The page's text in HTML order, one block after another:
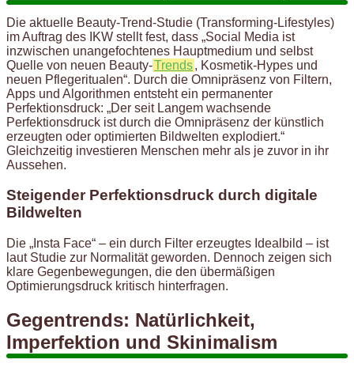
Die aktuelle Beauty-Trend-Studie (Transforming-Lifestyles)
im Auftrag des IKW stellt fest, dass „Social Media ist
inzwischen unangefochtenes Hauptmedium und selbst
Quelle von neuen Beauty-Trends, Kosmetik-Hypes und
neuen Pflegeritualen“. Durch die Omnipräsenz von Filtern,
Apps und Algorithmen entsteht ein permanenter
Perfektionsdruck: „Der seit Langem wachsende
Perfektionsdruck ist durch die Omnipräsenz der künstlich
erzeugten oder optimierten Bildwelten explodiert.“
Gleichzeitig investieren Menschen mehr als je zuvor in ihr
Aussehen.
Steigender Perfektionsdruck durch digitale
Bildwelten
Die „Insta Face“ – ein durch Filter erzeugtes Idealbild – ist
laut Studie zur Normalität geworden. Dennoch zeigen sich
klare Gegenbewegungen, die den übermäßigen
Optimierungsdruck kritisch hinterfragen.
Gegentrends: Natürlichkeit,
Imperfektion und Skinimalism